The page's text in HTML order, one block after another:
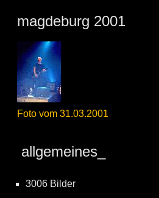
magdeburg 2001
Foto vom 31.03.2001
allgemeines_
3006 Bilder